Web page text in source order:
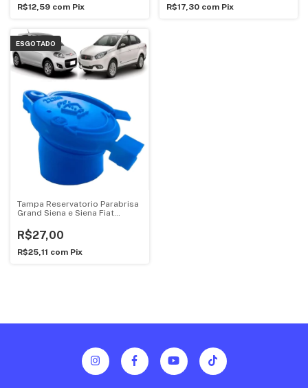
R$12,59 com Pix R$17,30 com Pix
ESGOTADO
Tampa Reservatorio Parabrisa
Grand Siena e Siena Fiat
R$27,00
R$25,11 com Pix